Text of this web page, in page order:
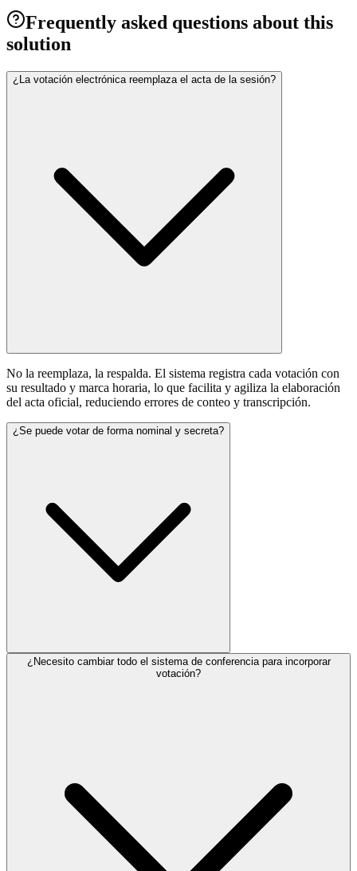
View project
Frequently asked questions about this
solution
¿La votación electrónica reemplaza el acta de la sesión?
No la reemplaza, la respalda. El sistema registra cada votación con
su resultado y marca horaria, lo que facilita y agiliza la elaboración
del acta oficial, reduciendo errores de conteo y transcripción.
¿Se puede votar de forma nominal y secreta?
¿Necesito cambiar todo el sistema de conferencia para incorporar
votación?